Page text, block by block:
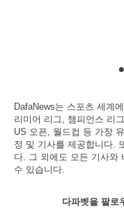
DafaNews는 스포츠 세계
리미어 리그, 챔피언스 리
US 오픈, 월드컵 등 가장
정 및 기사를 제공합니다.
다. 그 외에도 모든 기사와
수 있습니다.
다파벳을 팔로